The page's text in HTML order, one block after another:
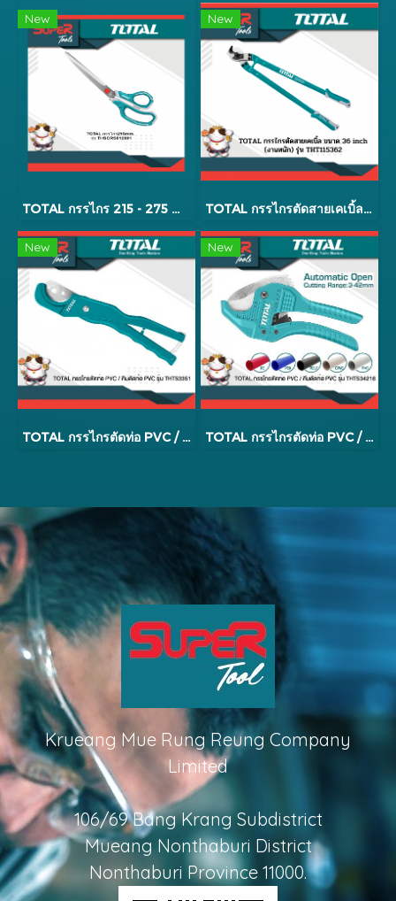
New
TOTAL กรรไกร 215 - 275 mm. รุ่น THSCRS812X01
New
TOTAL กรรไกรตัดสายเคเบิ้ล รุ่น THT115362
New
TOTAL กรรไกรตัดท่อ PVC / คีมตัดท่อ PVC รุ่น THT53351
New
TOTAL กรรไกรตัดท่อ PVC / คีมตัดท่อ PVC รุ่น THT534216
Krueang Mue Rung Reung Company
Limited
106/69 Bang Krang Subdistrict
Mueang Nonthaburi District
Nonthaburi Province 11000.